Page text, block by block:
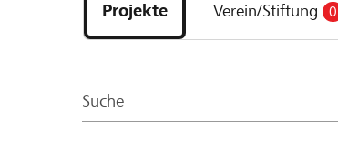
und
Organisationen
Projekte Verein/Stiftung 0
Suche